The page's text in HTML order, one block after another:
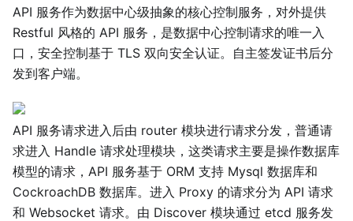
API 服务作为数据中心级抽象的核心控制服务，对外提供
Restful 风格的 API 服务，是数据中心控制请求的唯一入
口，安全控制基于 TLS 双向安全认证。自主签发证书后分
发到客户端。
API 服务请求进入后由 router 模块进行请求分发，普通请
求进入 Handle 请求处理模块，这类请求主要是操作数据库
模型的请求，API 服务基于 ORM 支持 Mysql 数据库和
CockroachDB 数据库。进入 Proxy 的请求分为 API 请求
和 Websocket 请求。由 Discover 模块通过 etcd 服务发